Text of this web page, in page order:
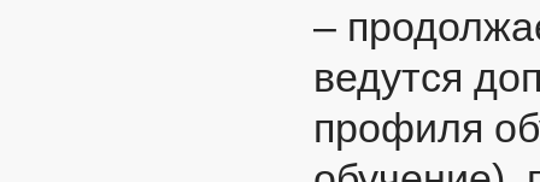
–
ведутся
профиля